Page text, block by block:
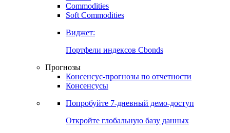
Commodities
Золото
Бензин
Soft Commodities
Виджет:
Портфели индексов Cbonds
Прогнозы
Консенсусы